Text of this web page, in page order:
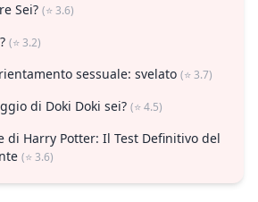
Sei? (⭐ 3.6)
(⭐ 3.2)
sessuale: svelato (⭐ 3.7)
di Doki Doki sei? (⭐ 4.5)
di Harry Potter: Il Test Definitivo del
(⭐ 3.6)